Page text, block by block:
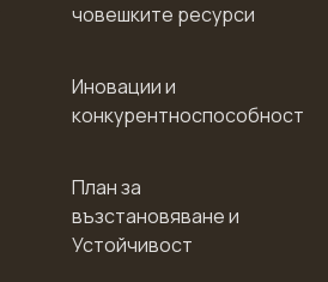
човешките ресурси
Иновации и
конкурентноспособност
План за
възстановяване и
Устойчивост